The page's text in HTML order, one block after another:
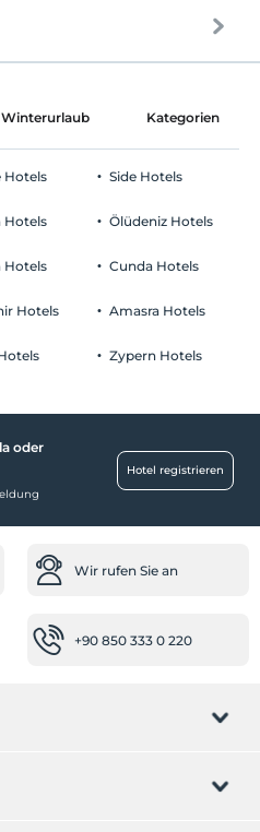
und alle Räume
Privatparkplatz
bis zum Alter von 2 ist
Winterurlaub Kategorien
Hotels
Hotels
Hotels
Hotels
Side Hotels
Ölüdeniz Hotels
Cunda Hotels
Amasra Hotels
Zypern Hotels
oder
Hotel registrieren
Wir rufen Sie an
+90 850 333 0 220